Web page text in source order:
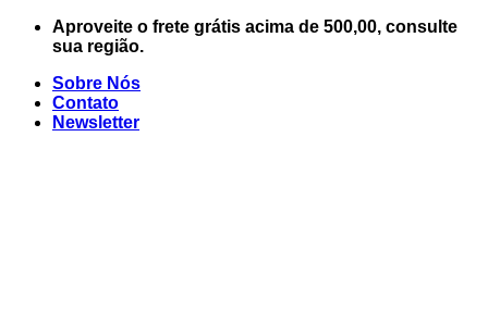
Skip
Aproveite o frete grátis acima de 500,00, consulte
sua região.
Sobre Nós
Contato
Newsletter